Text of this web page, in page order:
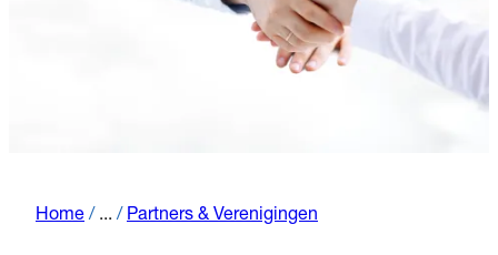
Home / ... / Partners & Verenigingen